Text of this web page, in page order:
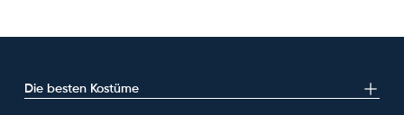
Die besten Kostüme